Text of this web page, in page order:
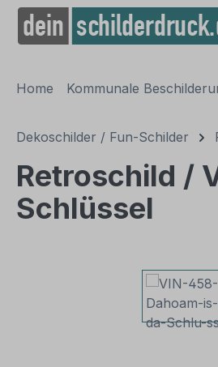
Zur Hauptnavigation
Home Kommunale
Dekoschilder / Fun-Schilder
Retroschild /
Schlüssel
Bildergalerie überspringen